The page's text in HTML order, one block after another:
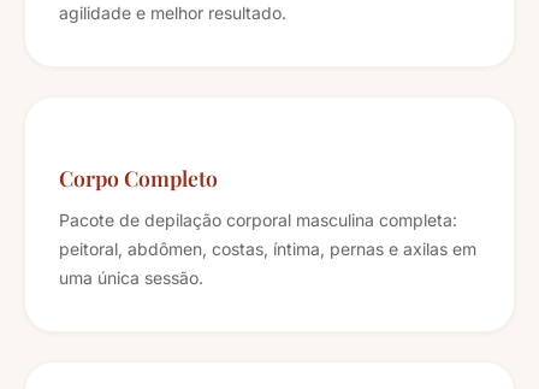
agilidade e melhor resultado.
Corpo Completo
Pacote de depilação corporal masculina completa:
peitoral, abdômen, costas, íntima, pernas e axilas em
uma única sessão.